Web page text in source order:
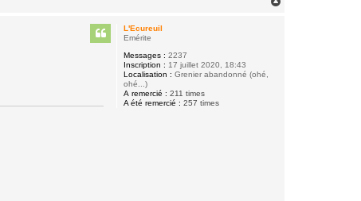
L'Ecureuil
Emérite
Messages : 2237
Inscription : 17 juillet 2020, 18:43
Localisation : Grenier abandonné (ohé,
ohé...)
A remercié : 211 times
A été remercié : 257 times